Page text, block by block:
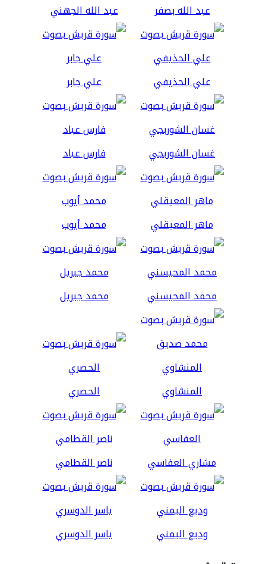
عبد الله بصفر عبد الله الجهني
علي الحذيفي علي جابر
غسان الشوربجي فارس عباد
ماهر المعيقلي محمد أيوب
محمد المحيسني محمد جبريل
المنشاوي الحصري
مشاري العفاسي ناصر القطامي
وديع اليمني ياسر الدوسري